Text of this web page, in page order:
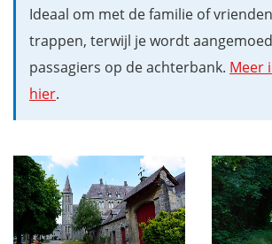
Ideaal om met de familie of
trappen, terwijl je wordt
passagiers op de achterbank. Meer
hier.